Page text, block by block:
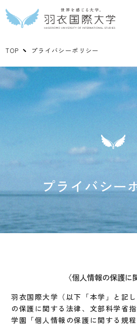
TOP プライバシーポリシー
プライバシー
個人情報の保護に
羽衣国際大学（以下「本学」と記
の保護に関する法律、文部科学省
学園「個人情報の保護に関する規